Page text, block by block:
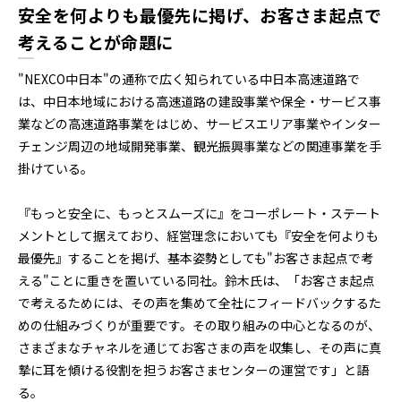
安全を何よりも最優先に掲げ、お客さま起点で
考えることが命題に
"NEXCO中日本"の通称で広く知られている中日本高速道路で
は、中日本地域における高速道路の建設事業や保全・サービス事
業などの高速道路事業をはじめ、サービスエリア事業やインター
チェンジ周辺の地域開発事業、観光振興事業などの関連事業を手
掛けている。
『もっと安全に、もっとスムーズに』をコーポレート・ステート
メントとして据えており、経営理念においても『安全を何よりも
最優先』することを掲げ、基本姿勢としても"お客さま起点で考
える"ことに重きを置いている同社。鈴木氏は、「お客さま起点
で考えるためには、その声を集めて全社にフィードバックするた
めの仕組みづくりが重要です。その取り組みの中心となるのが、
さまざまなチャネルを通じてお客さまの声を収集し、その声に真
摯に耳を傾ける役割を担うお客さまセンターの運営です」と語
る。